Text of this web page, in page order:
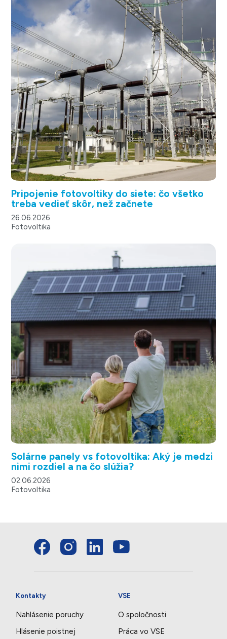
Pripojenie fotovoltiky do siete: čo všetko
treba vedieť skôr, než začnete
26.06.2026
Fotovoltika
Solárne panely vs fotovoltika: Aký je medzi
nimi rozdiel a na čo slúžia?
02.06.2026
Fotovoltika
Kontakty
Nahlásenie poruchy
Hlásenie poistnej
VSE
O spoločnosti
Práca vo VSE